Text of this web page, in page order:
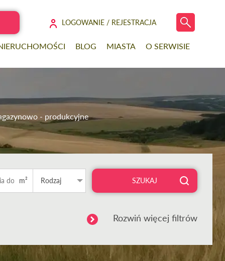
LOGOWANIE / REJESTRACJA
BLOG MIASTA O SERWISIE
- produkcyjne
m² Rodzaj SZUKAJ
Rozwiń więcej filtrów